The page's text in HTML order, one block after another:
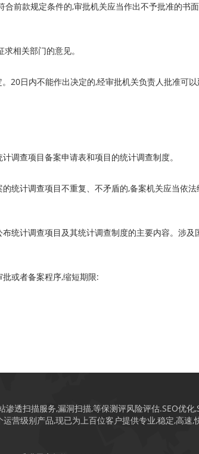
前款规定条件的,审批机关应当作出不予批准的书
相关部门的意见。
20日内不能作出决定的,经审批机关负责人批准可
调查项目备案申请表和项目的统计调查制度。
统计调查项目不重复、不矛盾的,备案机关应当依法
统计调查项目及其统计调查制度的主要内容。涉及
或者备案程序,缩短期限:
透扫描服务,漏洞扫描,等保测评风险评估.SEO优
营级别产品,现已为上百位客户提供专业,稳定,高速,